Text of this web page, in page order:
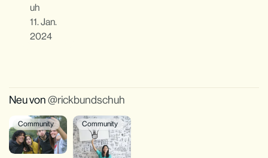
uh
11. Jan.
2024
Neu von rickbundschuh
Community Community